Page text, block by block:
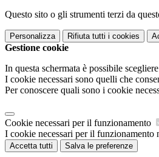
Questo sito o gli strumenti terzi da
Personalizza Rifiuta tutti i cookies
Gestione cookie
In questa schermata è possibile
I cookie necessari sono quelli che
Per conoscere quali sono i cookie
Cookie necessari per il funzionamento
I cookie necessari per il funzionamento
Accetta tutti Salva le preferenze